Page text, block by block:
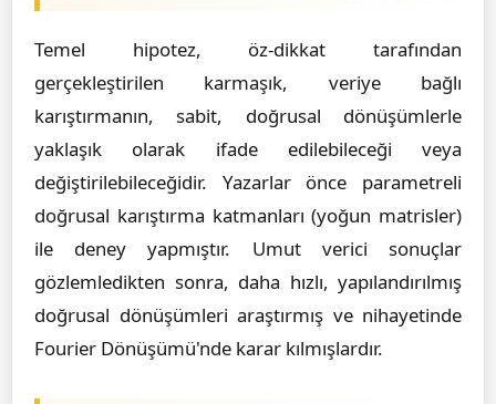
Temel hipotez, öz-dikkat tarafından
gerçekleştirilen karmaşık, veriye bağlı
karıştırmanın, sabit, doğrusal dönüşümlerle
yaklaşık olarak ifade edilebileceği veya
değiştirilebileceğidir. Yazarlar önce parametreli
doğrusal karıştırma katmanları (yoğun matrisler)
ile deney yapmıştır. Umut verici sonuçlar
gözlemledikten sonra, daha hızlı, yapılandırılmış
doğrusal dönüşümleri araştırmış ve nihayetinde
Fourier Dönüşümü'nde karar kılmışlardır.